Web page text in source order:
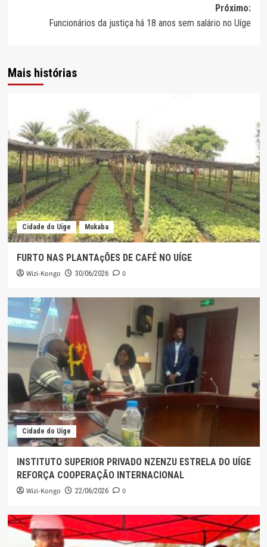
Próximo:
Funcionários da justiça há 18 anos sem salário no Uíge
Mais histórias
Cidade do Uíge Mukaba
FURTO NAS PLANTAçÕES DE CAFÉ NO UÍGE
Wizi-Kongo 30/06/2026 0
Cidade do Uíge
INSTITUTO SUPERIOR PRIVADO NZENZU ESTRELA DO UÍGE
REFORÇA COOPERAÇÃO INTERNACIONAL
Wizi-Kongo 22/06/2026 0